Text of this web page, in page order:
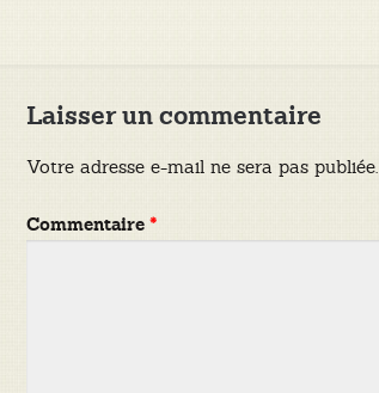
Laisser un commentaire
Votre adresse e-mail ne sera pas publiée.
Commentaire*